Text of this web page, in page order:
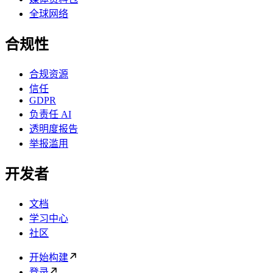
全球网络
合规性
合规资源
信任
GDPR
负责任 AI
透明度报告
举报滥用
开发者
文档
学习中心
社区
开始构建